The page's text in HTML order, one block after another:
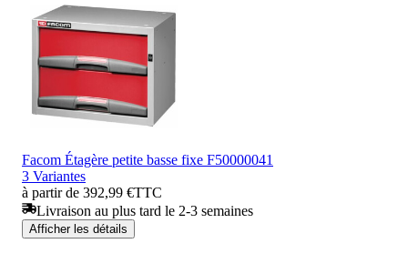
Facom Étagère petite basse fixe F50000041
3 Variantes
à partir de 392,99 €TTC
Livraison au plus tard le 2-3 semaines
Afficher les détails